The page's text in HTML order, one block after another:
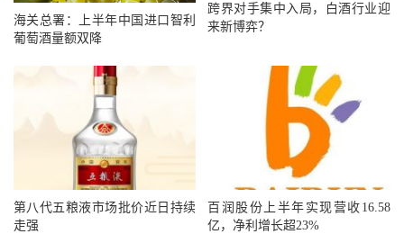
海关总署：上半年中国进口智利
葡萄酒量额双降
跨界对手集中入局，白酒行业迎
来新博弈？
第八代五粮液市场批价近日持续
走强
百润股份上半年实现营收16.58
亿，净利增长超23%